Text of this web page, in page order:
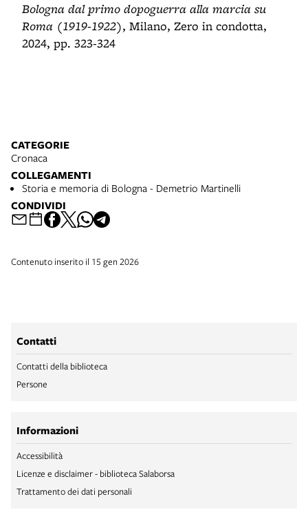
Bologna dal primo dopoguerra alla marcia su
Roma (1919-1922), Milano, Zero in condotta,
2024, pp. 323-324
CATEGORIE
Cronaca
COLLEGAMENTI
Storia e memoria di Bologna - Demetrio Martinelli
CONDIVIDI
Contenuto inserito il 15 gen 2026
Contatti
Contatti della biblioteca
Persone
Informazioni
Accessibilità
Licenze e disclaimer - biblioteca Salaborsa
Trattamento dei dati personali